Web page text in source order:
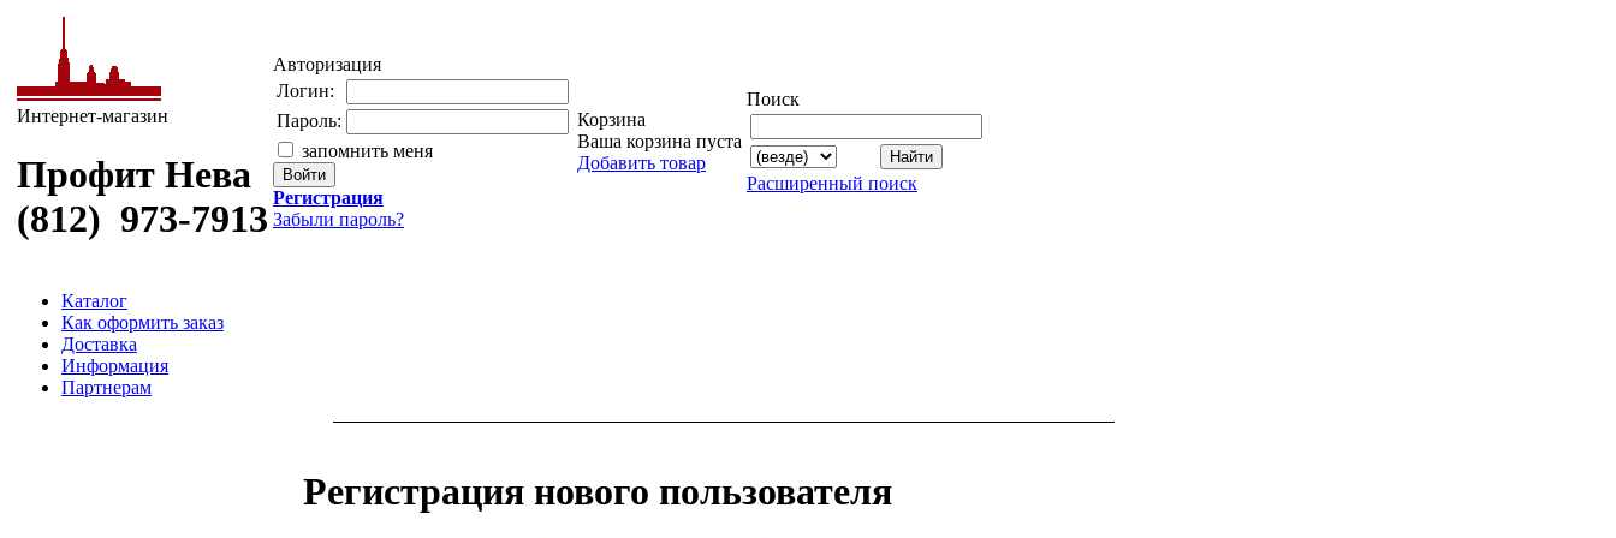
Интернет-магазин
Профит Нева
(812) 973-7913
Авторизация
Логин:
Пароль:
запомнить меня
Регистрация
Забыли пароль?
Корзина
Ваша корзина пуста
Добавить товар
Поиск
Расширенный поиск
Каталог
Как оформить заказ
Доставка
Информация
Партнерам
Регистрация нового пользователя